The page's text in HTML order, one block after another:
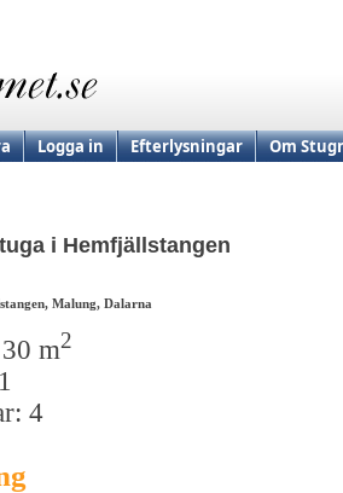
Logga in Efterlysningar Om
i Hemfjällstangen
Malung, Dalarna
m2
4